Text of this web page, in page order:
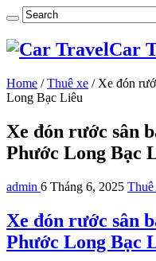
Car
Home / Thuê xe / Xe đón
Long Bạc Liêu
Xe đón rước sân
Phước Long Bạc
admin 6 Tháng 6, 2025 Thuê
Xe đón rước sân
Phước Long Bạc